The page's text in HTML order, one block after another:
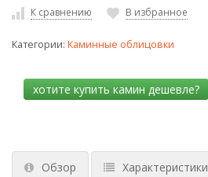
К сравнению В избранное
Категории: Каминные облицовки
Обзор Характеристики